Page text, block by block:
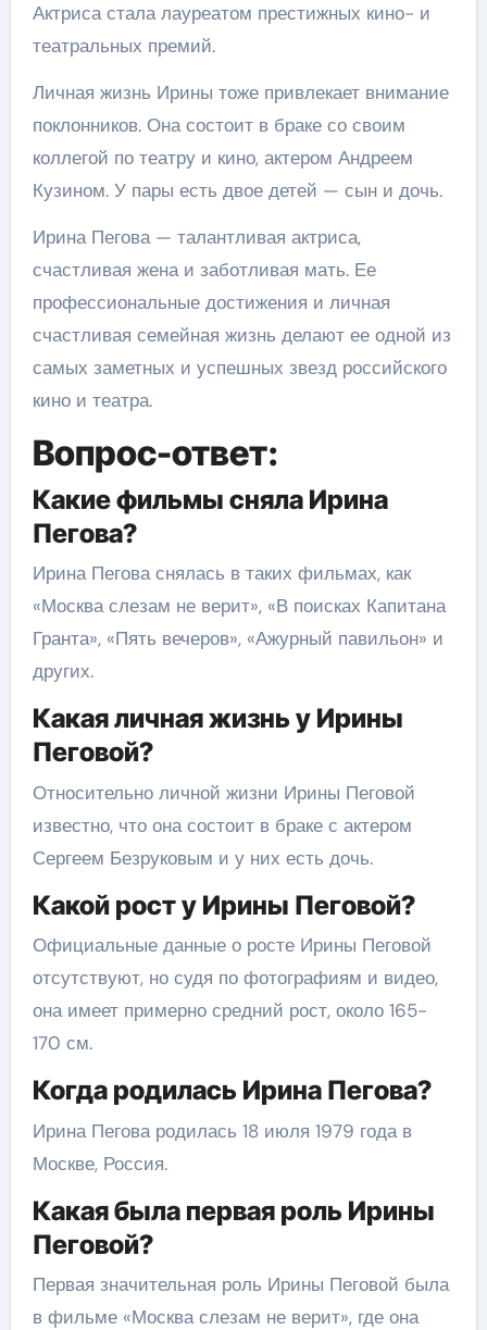
Актриса стала лауреатом престижных кино- и
театральных премий.
Личная жизнь Ирины тоже привлекает внимание
поклонников. Она состоит в браке со своим
коллегой по театру и кино, актером Андреем
Кузином. У пары есть двое детей — сын и дочь.
Ирина Пегова — талантливая актриса,
счастливая жена и заботливая мать. Ее
профессиональные достижения и личная
счастливая семейная жизнь делают ее одной из
самых заметных и успешных звезд российского
кино и театра.
Вопрос-ответ:
Какие фильмы сняла Ирина
Пегова?
Ирина Пегова снялась в таких фильмах, как
«Москва слезам не верит», «В поисках Капитана
Гранта», «Пять вечеров», «Ажурный павильон» и
других.
Какая личная жизнь у Ирины
Пеговой?
Относительно личной жизни Ирины Пеговой
известно, что она состоит в браке с актером
Сергеем Безруковым и у них есть дочь.
Какой рост у Ирины Пеговой?
Официальные данные о росте Ирины Пеговой
отсутствуют, но судя по фотографиям и видео,
она имеет примерно средний рост, около 165-
170 см.
Когда родилась Ирина Пегова?
Ирина Пегова родилась 18 июля 1979 года в
Москве, Россия.
Какая была первая роль Ирины
Пеговой?
Первая значительная роль Ирины Пеговой была
в фильме «Москва слезам не верит», где она